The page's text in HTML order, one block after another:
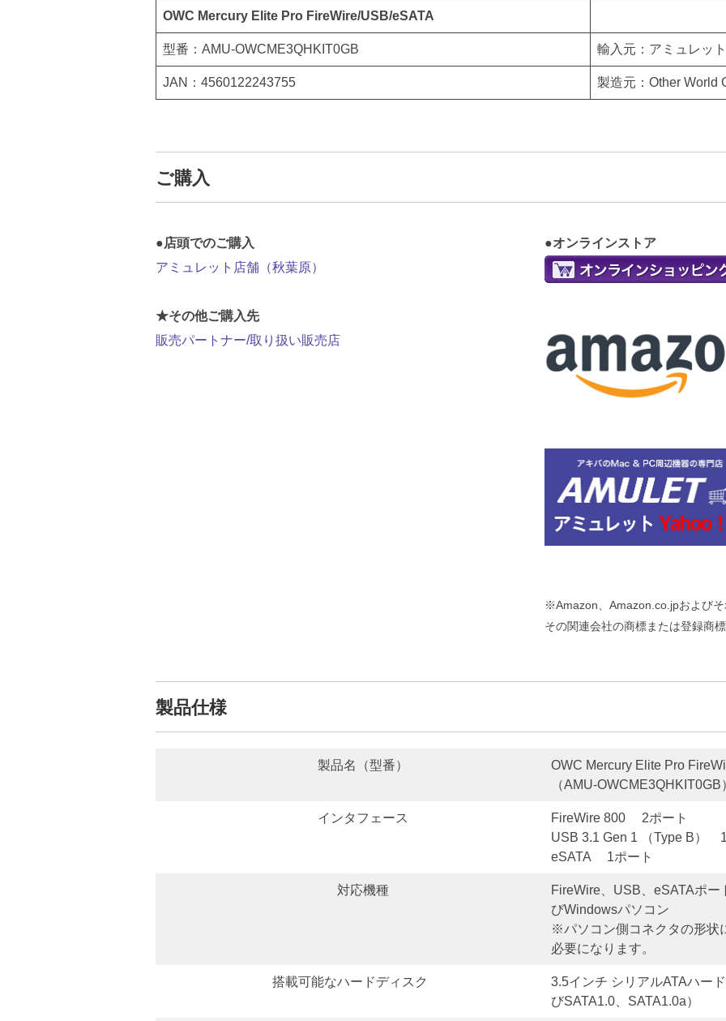
OWC Mercury Elite Pro FireWire/USB/eSATA
型番：AMU-OWCME3QHKIT0GB 輸入元：アミュレッ
JAN：4560122243755 製造元：Other World
ご購入
●店頭でのご購入
アミュレット店舗（秋葉原）
★その他ご購入先
販売パートナー/取り扱い販売店
●オンラインストア
※Amazon、Amazon.co.jpおよび
その関連会社の商標または登録商標
製品仕様
製品名（型番）
OWC Mercury Elite Pro
（AMU-OWCME3QHKIT0GB
インタフェース
FireWire 800 2ポート
USB 3.1 Gen 1 （Type B）
eSATA 1ポート
対応機種
FireWire、USB、eSATAポー
びWindowsパソコン
※パソコン側コネクタの形状
必要になります。
搭載可能なハードディスク
3.5インチ シリアルATAハー
びSATA1.0、SATA1.0a）